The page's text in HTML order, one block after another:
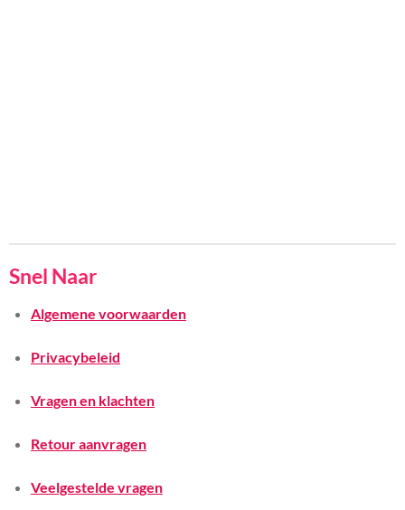
Snel Naar
Algemene voorwaarden
Privacybeleid
Vragen en klachten
Retour aanvragen
Veelgestelde vragen